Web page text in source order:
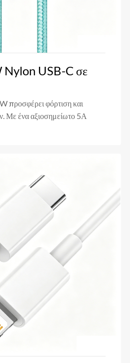
USB-C σε
προσφέρει φόρτιση και
Με ένα αξιοσημείωτο 5Α